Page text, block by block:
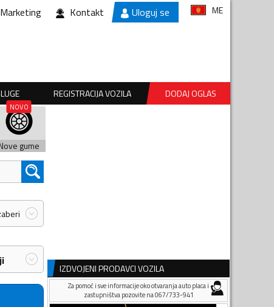
Marketing Kontakt Uloguj se ME
REGISTRACIJA VOZILA DODAJ OGLAS
gume
IZDVOJENI PRODAVCI VOZILA
Za pomoć i sve informacije oko otvaranja auto placa i
zastupništva pozovite na 067/733-941